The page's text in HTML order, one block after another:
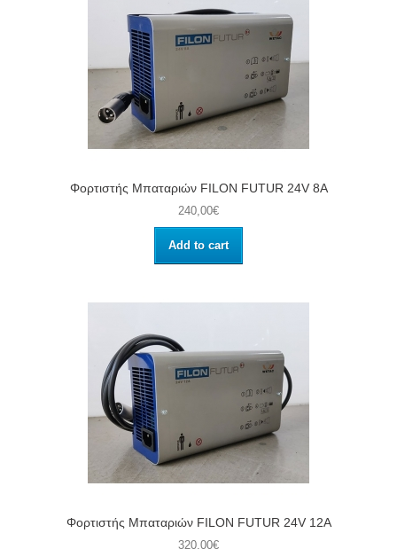
Φορτιστής Μπαταριών FILON FUTUR 24V 8A
240,00€
Add to cart
Φορτιστής Μπαταριών FILON FUTUR 24V 12A
320,00€